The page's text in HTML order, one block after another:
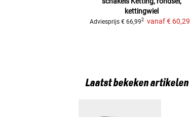
kettingwiel
Adviesprijs € 66,992 vanaf€ 60,29
Laatst bekeken artikelen